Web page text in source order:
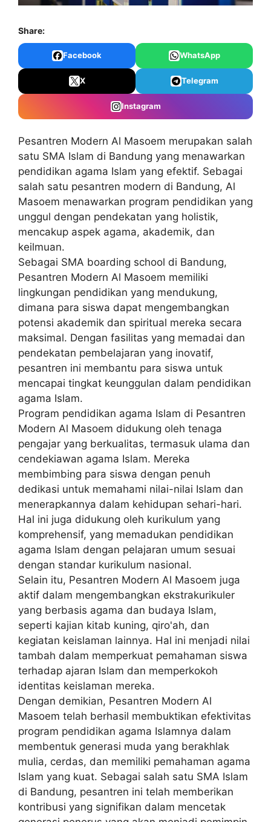
Share:
Facebook WhatsApp
X Telegram
Instagram
Pesantren Modern Al Masoem merupakan salah
satu SMA Islam di Bandung yang menawarkan
pendidikan agama Islam yang efektif. Sebagai
salah satu pesantren modern di Bandung, Al
Masoem menawarkan program pendidikan yang
unggul dengan pendekatan yang holistik,
mencakup aspek agama, akademik, dan
keilmuan.
Sebagai SMA boarding school di Bandung,
Pesantren Modern Al Masoem memiliki
lingkungan pendidikan yang mendukung,
dimana para siswa dapat mengembangkan
potensi akademik dan spiritual mereka secara
maksimal. Dengan fasilitas yang memadai dan
pendekatan pembelajaran yang inovatif,
pesantren ini membantu para siswa untuk
mencapai tingkat keunggulan dalam pendidikan
agama Islam.
Program pendidikan agama Islam di Pesantren
Modern Al Masoem didukung oleh tenaga
pengajar yang berkualitas, termasuk ulama dan
cendekiawan agama Islam. Mereka
membimbing para siswa dengan penuh
dedikasi untuk memahami nilai-nilai Islam dan
menerapkannya dalam kehidupan sehari-hari.
Hal ini juga didukung oleh kurikulum yang
komprehensif, yang memadukan pendidikan
agama Islam dengan pelajaran umum sesuai
dengan standar kurikulum nasional.
Selain itu, Pesantren Modern Al Masoem juga
aktif dalam mengembangkan ekstrakurikuler
yang berbasis agama dan budaya Islam,
seperti kajian kitab kuning, qiro'ah, dan
kegiatan keislaman lainnya. Hal ini menjadi nilai
tambah dalam memperkuat pemahaman siswa
terhadap ajaran Islam dan memperkokoh
identitas keislaman mereka.
Dengan demikian, Pesantren Modern Al
Masoem telah berhasil membuktikan efektivitas
program pendidikan agama Islamnya dalam
membentuk generasi muda yang berakhlak
mulia, cerdas, dan memiliki pemahaman agama
Islam yang kuat. Sebagai salah satu SMA Islam
di Bandung, pesantren ini telah memberikan
kontribusi yang signifikan dalam mencetak